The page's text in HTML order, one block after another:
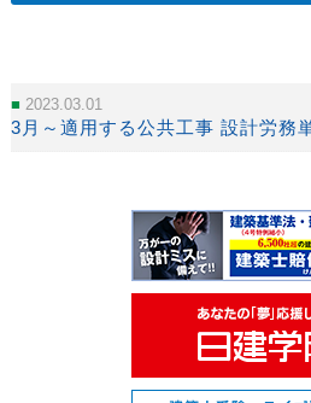
2023.03.01
3月～適用する公共工事 設計労務